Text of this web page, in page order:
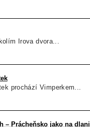
Irova dvora...
prochází Vimperkem...
– Prácheňsko jako na dlani